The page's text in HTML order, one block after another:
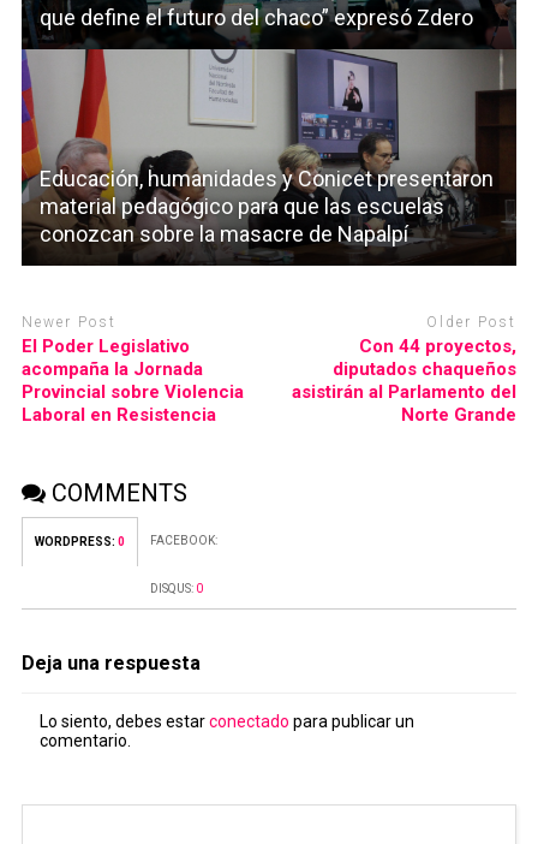
que define el futuro del chaco” expresó Zdero
Educación, humanidades y Conicet presentaron
material pedagógico para que las escuelas
conozcan sobre la masacre de Napalpí
Newer Post
El Poder Legislativo
acompaña la Jornada
Provincial sobre Violencia
Laboral en Resistencia
Older Post
Con 44 proyectos,
diputados chaqueños
asistirán al Parlamento del
Norte Grande
COMMENTS
WORDPRESS: 0 FACEBOOK:
DISQUS: 0
Deja una respuesta
Lo siento, debes estarconectado para publicar un
comentario.